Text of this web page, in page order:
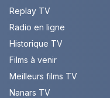
Replay TV
Radio en ligne
Historique TV
Films à venir
Meilleurs films TV
Nanars TV